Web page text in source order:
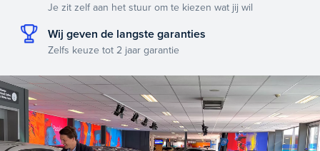
Je zit zelf aan het stuur om te kiezen wat jij wil
Wij geven de langste garanties
Zelfs keuze tot 2 jaar garantie